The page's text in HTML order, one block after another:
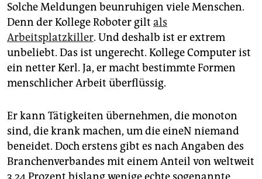
Solche Meldungen beunruhigen viele Menschen.
Denn der Kollege Roboter gilt als
Arbeitsplatzkiller. Und deshalb ist er extrem
unbeliebt. Das ist ungerecht. Kollege Computer ist
ein netter Kerl. Ja, er macht bestimmte Formen
menschlicher Arbeit überflüssig.
Er kann Tätigkeiten übernehmen, die monoton
sind, die krank machen, um die eineN niemand
beneidet. Doch erstens gibt es nach Angaben des
Branchenverbandes mit einem Anteil von weltweit